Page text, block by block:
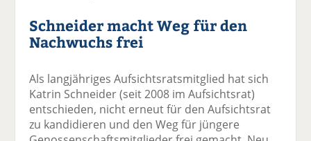
Schneider macht Weg für den
Nachwuchs frei
Als langjähriges Aufsichtsratsmitglied hat sich
Katrin Schneider (seit 2008 im Aufsichtsrat)
entschieden, nicht erneut für den Aufsichtsrat
zu kandidieren und den Weg für jüngere